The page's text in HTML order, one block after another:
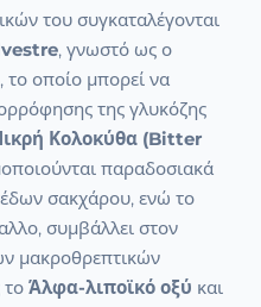
του συγκαταλέγονται
, γνωστό ως ο
το οποίο μπορεί να
της γλυκόζης
Κολοκύθα (Bitter
παραδοσιακά
σακχάρου, ενώ το
συμβάλλει στον
μακροθρεπτικών
το Άλφα-λιποϊκό οξύ και